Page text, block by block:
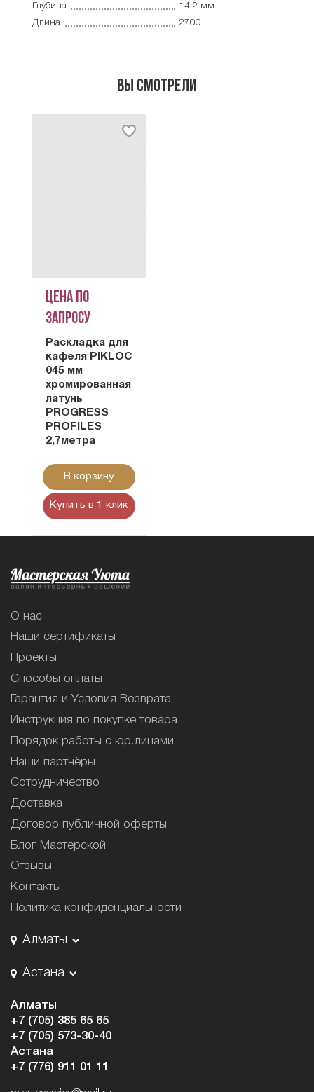
Глубина
14,2 мм
Длина
2700
Вы смотрели
Цена по
запросу
Раскладка для
кафеля PIKLOC
045 мм
хромированная
латунь
PROGRESS
PROFILES
2,7метра
В корзину
Купить в 1 клик
О нас
Наши сертификаты
Проекты
Способы оплаты
Гарантия и Условия Возврата
Инструкция по покупке товара
Порядок работы с юр.лицами
Наши партнёры
Сотрудничество
Доставка
Договор публичной оферты
Блог Мастерской
Отзывы
Контакты
Политика конфиденциальности
Алматы
Астана
Алматы
+7 (705) 385 65 65
+7 (705) 573-30-40
Астана
+7 (776) 911 01 11